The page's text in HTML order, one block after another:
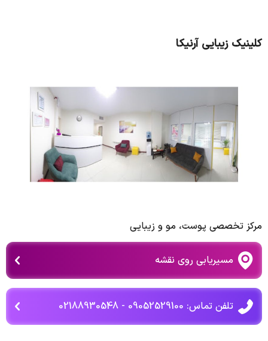
کلینیک زیبایی آرنیکا
مرکز تخصصی پوست، مو و زیبایی
مسیریابی روی نقشه
تلفن تماس: 09052529100 - 02188930548